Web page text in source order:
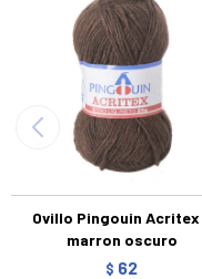
Ovillo Pingouin
marron oscuro
$ 62